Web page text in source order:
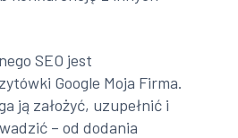
SEO jest
Google Moja Firma.
ją założyć, uzupełnić i
– od dodania